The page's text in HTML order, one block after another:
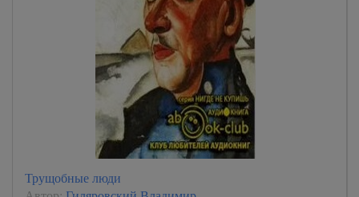
Трущобные люди